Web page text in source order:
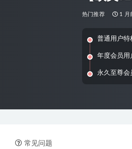
热门推荐 1 月
普通用户特
年度会员用
永久至尊会
常见问题